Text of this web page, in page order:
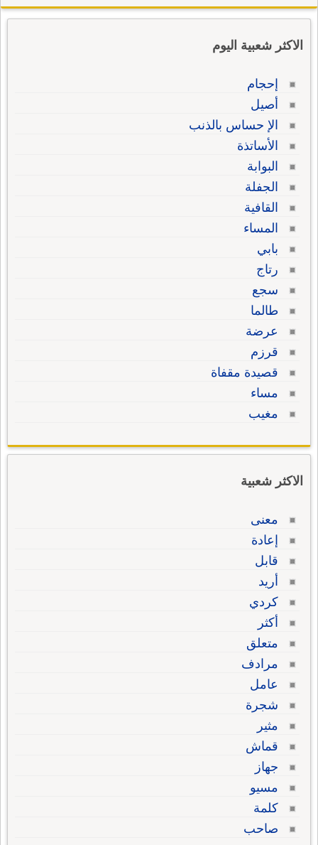
الاكثر شعبية اليوم
إحجام
أصيل
الإ حساس بالذنب
الأساتذة
البوابة
الجفلة
القافية
المساء
بابي
رتاج
سجع
طالما
عرضة
قرزم
قصيدة مقفاة
مساء
مغيب
الاكثر شعبية
معنى
إعادة
قابل
أريد
كردي
أكثر
متعلق
مرادف
عامل
شجرة
مثير
قماش
جهاز
مسيو
كلمة
صاحب